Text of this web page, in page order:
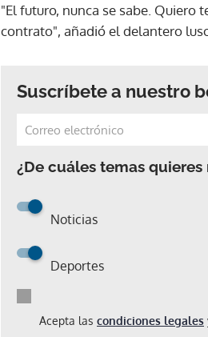
"El futuro, nunca se sabe.
contrato", añadió el delantero
Suscríbete a nuestro
¿De cuáles temas
Noticias
Deportes
Acepta las condiciones legales